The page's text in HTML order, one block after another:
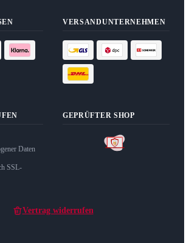
VERSANDUNTERNEHMEN
Daten
SSL-
GEPRÜFTER SHOP
Vertrag widerrufen